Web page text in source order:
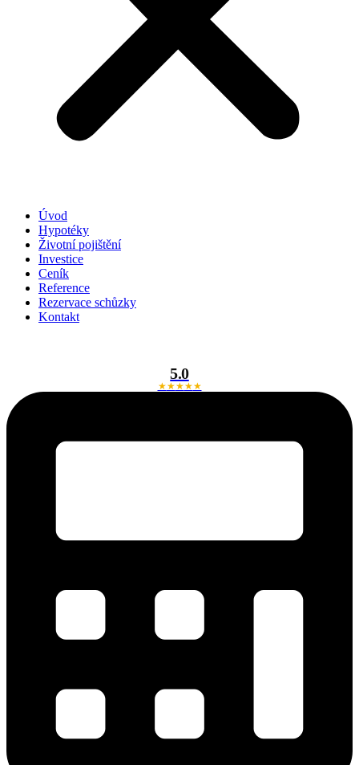
Úvod
Hypotéky
Životní pojištění
Investice
Ceník
Reference
Rezervace schůzky
Kontakt
5.0
★★★★★